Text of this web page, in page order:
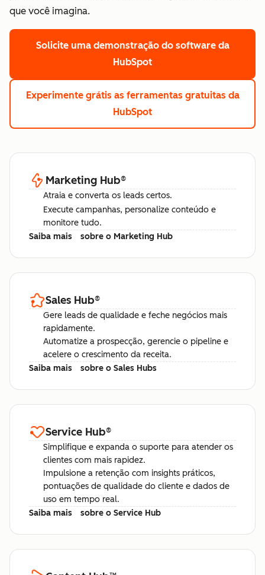
que você imagina.
Solicite uma demonstração do software da
HubSpot
Experimente grátis as ferramentas gratuitas da
HubSpot
Marketing Hub®
Atraia e converta os leads certos.
Execute campanhas, personalize conteúdo e
monitore tudo.
Saiba mais
sobre o Marketing Hub
Sales Hub®
Gere leads de qualidade e feche negócios mais
rapidamente.
Automatize a prospecção, gerencie o pipeline e
acelere o crescimento da receita.
Saiba mais
sobre o Sales Hubs
Service Hub®
Simplifique e expanda o suporte para atender os
clientes com mais rapidez.
Impulsione a retenção com insights práticos,
pontuações de qualidade do cliente e dados de
uso em tempo real.
Saiba mais
sobre o Service Hub